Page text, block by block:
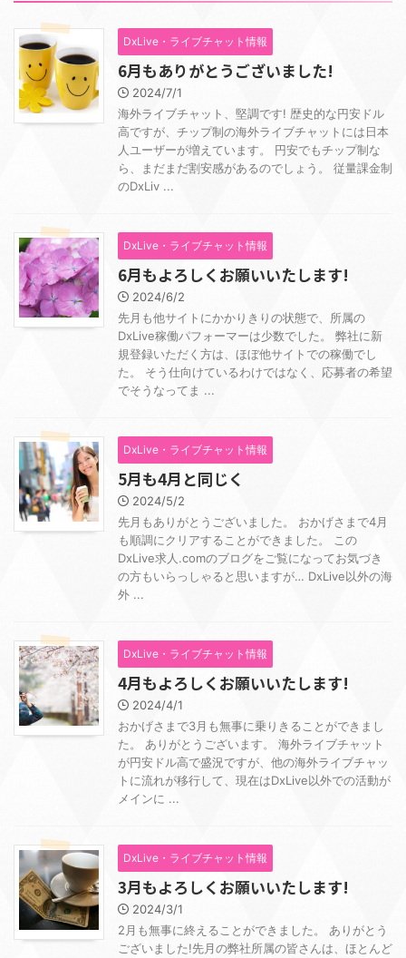
DxLive・ライブチャット情報
6月もありがとうございました!
2024/7/1
海外ライブチャット、堅調です! 歴史的な円安ドル
高ですが、チップ制の海外ライブチャットには日本
人ユーザーが増えています。 円安でもチップ制な
ら、まだまだ割安感があるのでしょう。 従量課金制
のDxLiv ...
DxLive・ライブチャット情報
6月もよろしくお願いいたします!
2024/6/2
先月も他サイトにかかりきりの状態で、所属の
DxLive稼働パフォーマーは少数でした。 弊社に新
規登録いただく方は、ほぼ他サイトでの稼働でし
た。 そう仕向けているわけではなく、応募者の希望
でそうなってま ...
DxLive・ライブチャット情報
5月も4月と同じく
2024/5/2
先月もありがとうございました。 おかげさまで4月
も順調にクリアすることができました。 この
DxLive求人.comのブログをご覧になってお気づき
の方もいらっしゃると思いますが… DxLive以外の海
外 ...
DxLive・ライブチャット情報
4月もよろしくお願いいたします!
2024/4/1
おかげさまで3月も無事に乗りきることができまし
た。 ありがとうございます。 海外ライブチャット
が円安ドル高で盛況ですが、他の海外ライブチャッ
トに流れが移行して、現在はDxLive以外での活動が
メインに ...
DxLive・ライブチャット情報
3月もよろしくお願いいたします!
2024/3/1
2月も無事に終えることができました。 ありがとう
ございました!先月の弊社所属の皆さんは、ほとんど